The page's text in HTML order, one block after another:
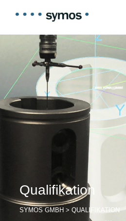
Qualifikation
SYMOS GMBH > QUALIFIKATION